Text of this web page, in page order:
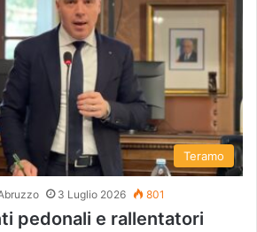
Teramo
3 Luglio 2026 801
pedonali e rallentatori